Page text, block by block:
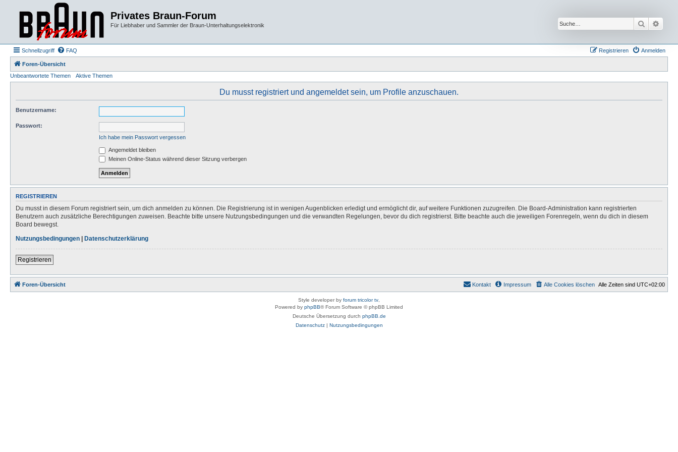
Privates Braun-Forum
Für Liebhaber und Sammler der Braun-Unterhaltungselektronik Suche
Schnellzugriff FAQ Anmelden
Registrieren
Foren-Übersicht
Unbeantwortete Themen
Aktive Themen
Du musst registriert und angemeldet sein, um Profile anzuschauen.
Benutzername:
Passwort:
Ich habe mein Passwort vergessen
Angemeldet bleiben
Meinen Online-Status während dieser Sitzung verbergen
REGISTRIEREN
Du musst in diesem Forum registriert sein, um dich anmelden zu können. Die Registrierung ist in wenigen Augenblicken erledigt und ermöglicht dir, auf weitere Funktionen zuzugreifen. Die Board-Administration kann registrierten
Benutzern auch zusätzliche Berechtigungen zuweisen. Beachte bitte unsere Nutzungsbedingungen und die verwandten Regelungen, bevor du dich registrierst. Bitte beachte auch die jeweiligen Forenregeln, wenn du dich in diesem
Board bewegst.
Nutzungsbedingungen | Datenschutzerklärung
Registrieren
Foren-Übersicht Alle Zeiten sind UTC+02:00
Alle Cookies löschen
Impressum
Kontakt
Style developer by forum tricolor tv
Powered by phpBB® Forum Software © phpBB Limited
Deutsche Übersetzung durch phpBB.de
Datenschutz| Nutzungsbedingungen